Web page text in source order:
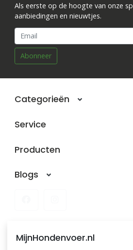
Als eerste op de hoogte van onze
aanbiedingen en nieuwtjes.
Abonneer
Categorieën
Service
Producten
Blogs
MijnHondenvoer.nl